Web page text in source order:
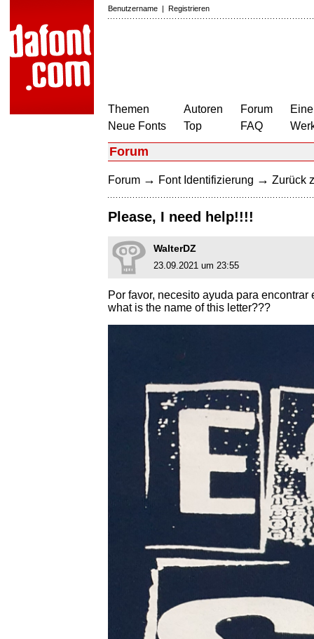
Benutzername | Registrieren
Themen
Neue Fonts
Autoren
Top
Forum
FAQ
Forum
Forum → Font Identifizierung → Zurück
Please, I need help!!!!
WalterDZ
23.09.2021 um 23:55
Por favor, necesito ayuda para
what is the name of this letter???